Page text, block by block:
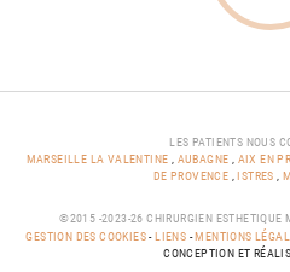
LES PATIENTS NOUS
MARSEILLE LA VALENTINE
AUBAGNE AIX EN
DE PROVENCE ,ISTRES
©2015 -2023-26 CHIRURGIEN ESTHETIQUE
GESTION DES COOKIES-LIENS -MENTIONS
CONCEPTION ET